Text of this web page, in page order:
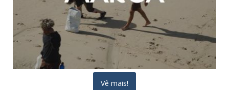
Vê mais!